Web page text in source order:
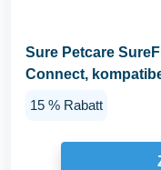
Sure Petcare
Connect,
15 % Rabatt